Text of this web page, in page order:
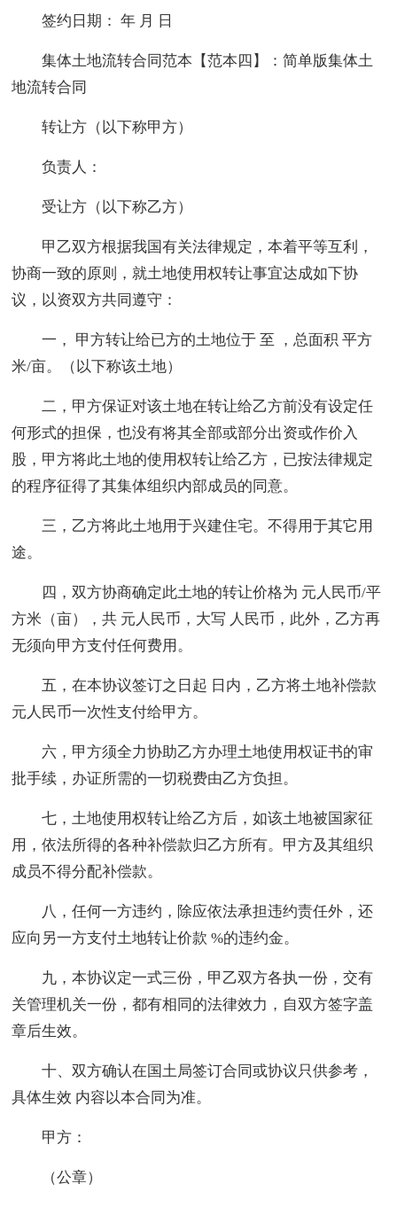
签约日期： 年 月 日
集体土地流转合同范本【范本四】：简单版集体土
地流转合同
转让方（以下称甲方）
负责人：
受让方（以下称乙方）
甲乙双方根据我国有关法律规定，本着平等互利，
协商一致的原则，就土地使用权转让事宜达成如下协
议，以资双方共同遵守：
一， 甲方转让给已方的土地位于 至 ，总面积 平方
米/亩。（以下称该土地）
二，甲方保证对该土地在转让给乙方前没有设定任
何形式的担保，也没有将其全部或部分出资或作价入
股，甲方将此土地的使用权转让给乙方，已按法律规定
的程序征得了其集体组织内部成员的同意。
三，乙方将此土地用于兴建住宅。不得用于其它用
途。
四，双方协商确定此土地的转让价格为 元人民币/平
方米（亩），共 元人民币，大写 人民币，此外，乙方再
无须向甲方支付任何费用。
五，在本协议签订之日起 日内，乙方将土地补偿款
元人民币一次性支付给甲方。
六，甲方须全力协助乙方办理土地使用权证书的审
批手续，办证所需的一切税费由乙方负担。
七，土地使用权转让给乙方后，如该土地被国家征
用，依法所得的各种补偿款归乙方所有。甲方及其组织
成员不得分配补偿款。
八，任何一方违约，除应依法承担违约责任外，还
应向另一方支付土地转让价款 %的违约金。
九，本协议定一式三份，甲乙双方各执一份，交有
关管理机关一份，都有相同的法律效力，自双方签字盖
章后生效。
十、双方确认在国土局签订合同或协议只供参考，
具体生效 内容以本合同为准。
甲方：
（公章）